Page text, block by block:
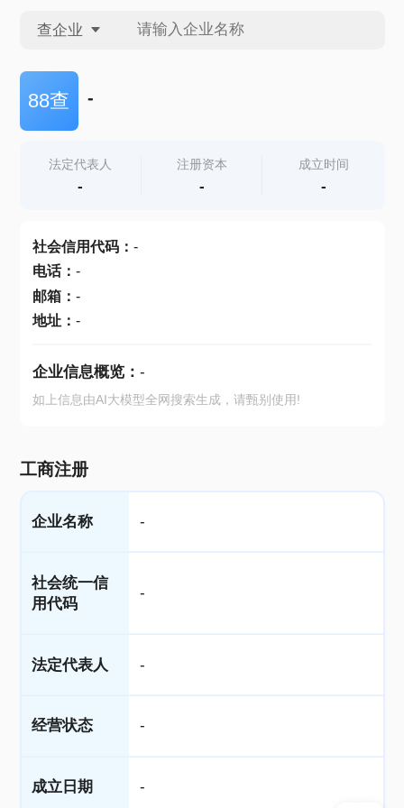
查企业
查企业
查产地
88查 -
法定代表人
-
注册资本
-
成立时间
-
社会信用代码： -
电话： -
邮箱： -
地址： -
企业信息概览： -
如上信息由AI大模型全网搜索生成，请甄别使用!
工商注册
企业名称 -
社会统一信
用代码
-
法定代表人 -
经营状态 -
成立日期 -